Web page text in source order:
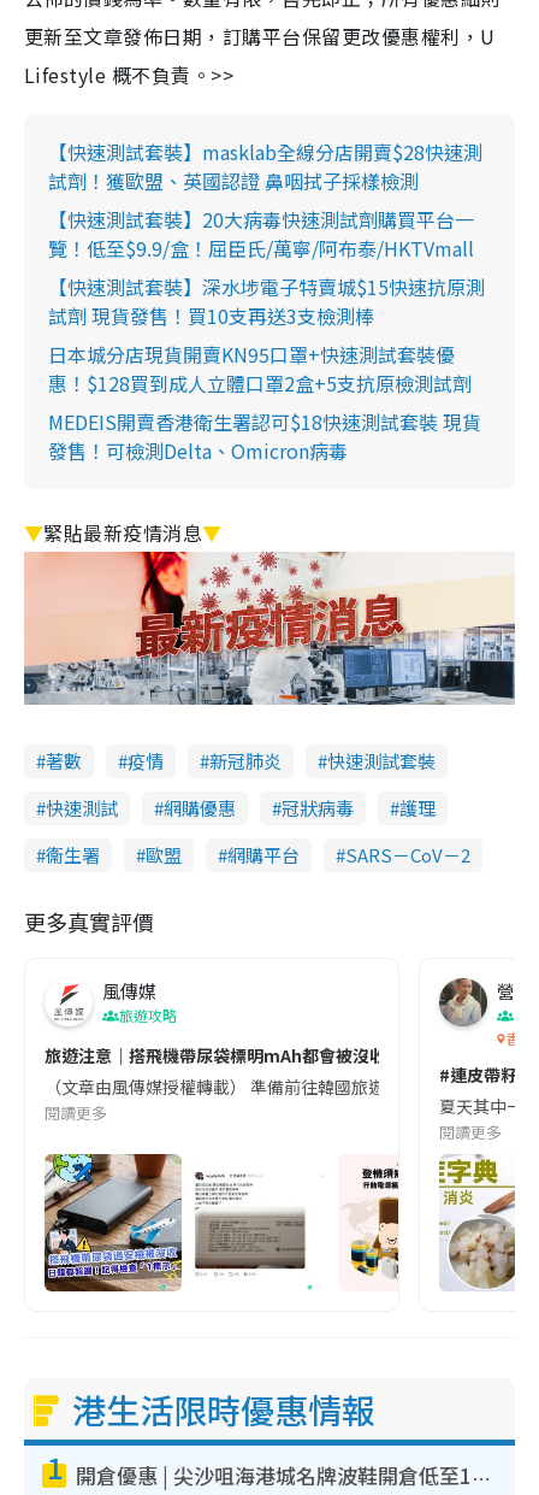
更新至文章發佈日期，訂購平台保留更改優惠權利，U
Lifestyle 概不負責。>>
【快速測試套裝】masklab全線分店開賣$28快速測
試劑！獲歐盟、英國認證 鼻咽拭子採樣檢測
【快速測試套裝】20大病毒快速測試劑購買平台一
覽！低至$9.9/盒！屈臣氏/萬寧/阿布泰/HKTVmall
【快速測試套裝】深水埗電子特賣城$15快速抗原測
試劑 現貨發售！買10支再送3支檢測棒
日本城分店現貨開賣KN95口罩+快速測試套裝優
惠！$128買到成人立體口罩2盒+5支抗原檢測試劑
MEDEIS開賣香港衛生署認可$18快速測試套裝 現貨
發售！可檢測Delta、Omicron病毒
▼緊貼最新疫情消息▼
著數 疫情 新冠肺炎
快速測試套裝
快速測試
網購優惠 冠狀病毒
護理
衞生署
歐盟 網購平台 SARS－CoV－2
更多真實評價
風傳媒
旅遊攻略
旅遊注意｜搭飛機帶尿袋標明mAh都會被沒收😱出發前切記檢查
（文章由風傳媒授權轉載） 準備前往韓國旅遊的民眾，近期要
閱讀更多
營養
香港
#連皮帶籽
夏天其中一
閱讀更多
港生活限時優惠情報
1 開倉優惠 | 尖沙咀海港城名牌波鞋開倉低至1折！On鞋$899起／Joy&Peace鞋履$98起